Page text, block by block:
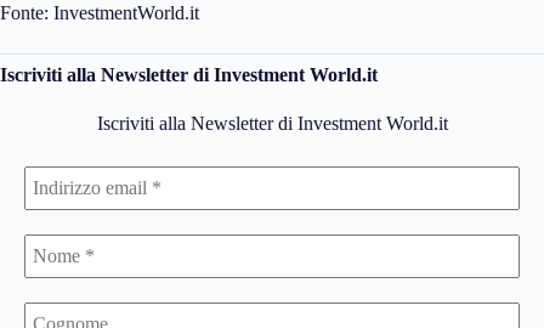
Fonte: InvestmentWorld.it
Iscriviti alla Newsletter di Investment World.it
Iscriviti alla Newsletter di Investment World.it